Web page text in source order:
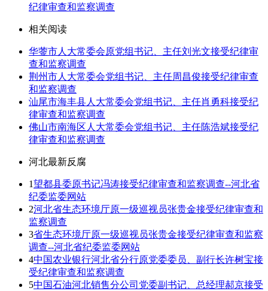
纪律审查和监察调查
相关阅读
华蓥市人大常委会原党组书记、主任刘光文接受纪律审
查和监察调查
荆州市人大常委会党组书记、主任周昌俊接受纪律审查
和监察调查
汕尾市海丰县人大常委会党组书记、主任肖勇科接受纪
律审查和监察调查
佛山市南海区人大常委会党组书记、主任陈浩斌接受纪
律审查和监察调查
河北最新反腐
1望都县委原书记冯涛接受纪律审查和监察调查--河北省
纪委监委网站
2河北省生态环境厅原一级巡视员张贵金接受纪律审查和
监察调查
3省生态环境厅原一级巡视员张贵金接受纪律审查和监察
调查--河北省纪委监委网站
4中国农业银行河北省分行原党委委员、副行长许树宝接
受纪律审查和监察调查
5中国石油河北销售分公司党委副书记、总经理郝京接受